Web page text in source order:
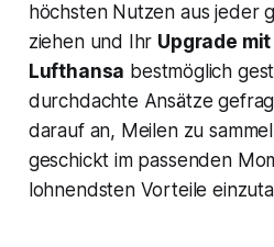
höchsten Nutzen aus jeder
ziehen und Ihr Upgrade
Lufthansa bestmöglich
durchdachte Ansätze
darauf an, Meilen zu
geschickt im passenden
lohnendsten Vorteile